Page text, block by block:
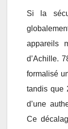
Si la
appareils
d’Achille.
formalisé
tandis que
d’une
Ce